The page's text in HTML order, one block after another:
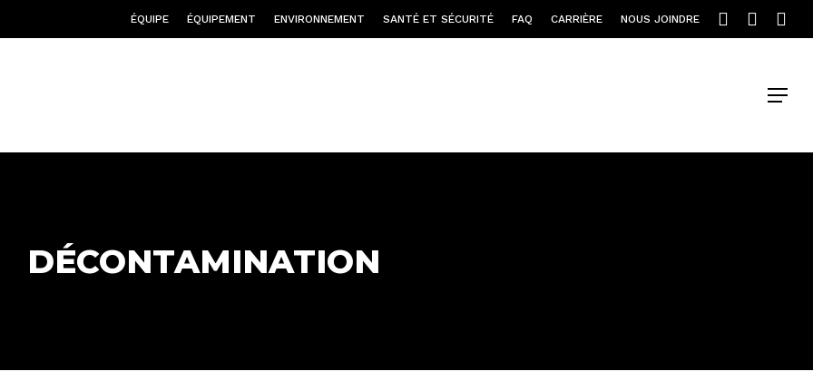
ÉQUIPE ÉQUIPEMENT ENVIRONNEMENT SANTÉ ET SÉCURITÉ FAQ CARRIÈRE NOUS JOINDRE
Menu
DÉCONTAMINATION